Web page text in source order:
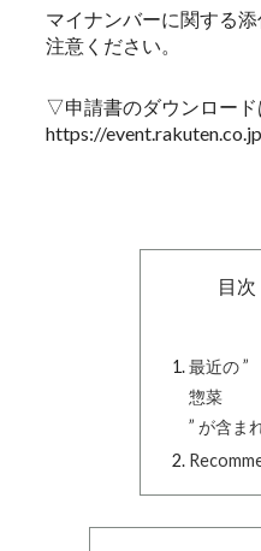
マイナンバーに関する
注意ください。
▽申請書のダウンロード
https://
目次
最近の ”
惣菜
” が含ま